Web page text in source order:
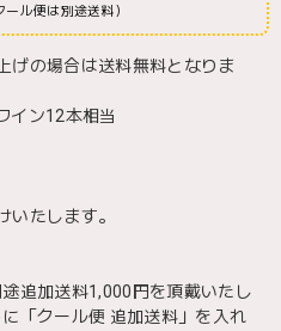
ル便は別途送料）
げの場合は送料無料となりま
イン12本相当
いたします。
追加送料1,000円を頂戴いたし
「クール便 追加送料」を入れ